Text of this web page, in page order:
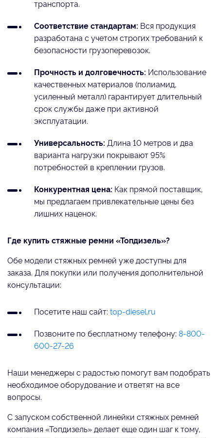
транспорта.
Соответствие стандартам: Вся продукция
разработана с учетом строгих требований к
безопасности грузоперевозок.
Прочность и долговечность: Использование
качественных материалов (полиамид,
усиленный металл) гарантирует длительный
срок службы даже при активной
эксплуатации.
Универсальность: Длина 10 метров и два
варианта нагрузки покрывают 95%
потребностей в креплении грузов.
Конкурентная цена: Как прямой поставщик,
мы предлагаем привлекательные цены без
лишних наценок.
Где купить стяжные ремни «Топдизель»?
Обе модели стяжных ремней уже доступны для
заказа. Для покупки или получения дополнительной
консультации:
Посетите наш сайт: top-diesel.ru
Позвоните по бесплатному телефону: 8-800-
600-27-26
Наши менеджеры с радостью помогут вам подобрать
необходимое оборудование и ответят на все
вопросы.
С запуском собственной линейки стяжных ремней
компания «Топдизель» делает еще один шаг к тому,